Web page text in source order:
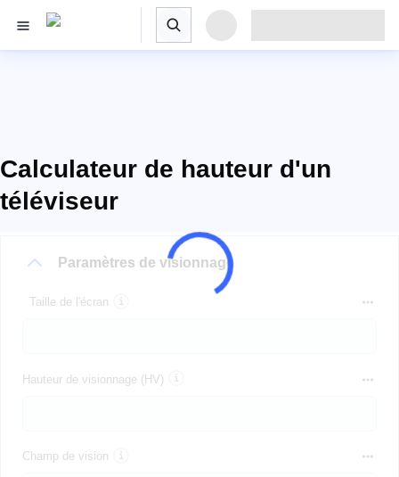
Calculateur de hauteur d'un
téléviseur
Paramètres de visionnage
Taille de l'écran
Hauteur de visionnage (HV)
Champ de vision